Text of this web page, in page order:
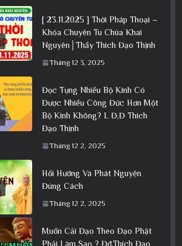
[ 23.11.2025 ] Thời Pháp Thoại –
Khóa Chuyên Tu Chùa Khai
Nguyên│Thầy Thích Đạo Thịnh
Tháng 12 3, 2025
Đọc Tụng Nhiều Bộ Kinh Có
Được Nhiều Công Đức Hơn Một
Bộ Kinh Không? L Đ,Đ Thích
Đạo Thịnh
Tháng 12 2, 2025
Hồi Hướng Và Phát Nguyện
Đúng Cách
Tháng 12 2, 2025
Muốn Cải Đạo Theo Đạo Phật
Phải Làm Sao ? Đđ.Thích Đạo